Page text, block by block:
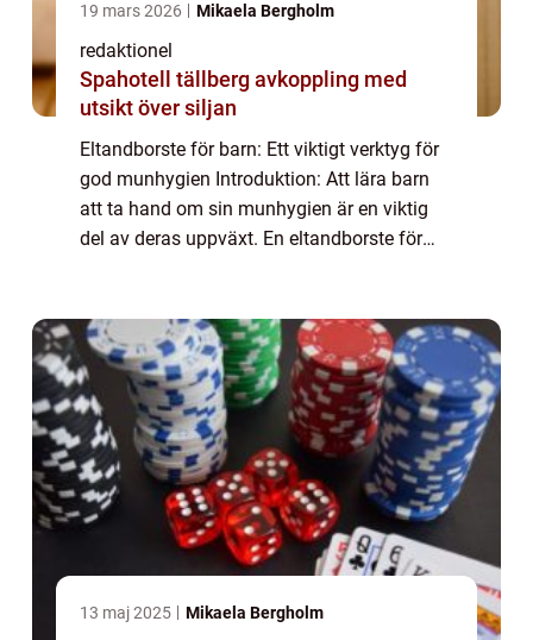
19 mars 2026 Mikaela Bergholm
redaktionel
Spahotell tällberg avkoppling med
utsikt över siljan
Eltandborste för barn: Ett viktigt verktyg för
god munhygien Introduktion: Att lära barn
att ta hand om sin munhygien är en viktig
del av deras uppväxt. En eltandborste för
13 maj 2025 Mikaela Bergholm